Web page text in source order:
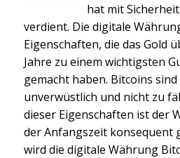
hat mit
verdient. Die digitale
Eigenschaften, die das Gold
Jahre zu einem wichtigsten
gemacht haben. Bitcoins
unverwüstlich und nicht zu
dieser Eigenschaften ist der
der Anfangszeit konsequent
wird die digitale Währung